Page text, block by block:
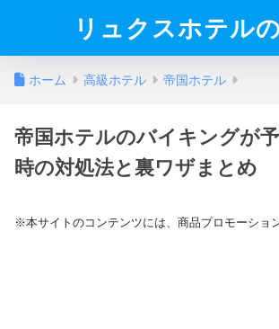
リュクスホテル
ホーム 高級ホテル 帝国ホテル
帝国ホテルのバイキングが
時の対処法と裏ワザまとめ
※本サイトのコンテンツには、商品プロモーショ